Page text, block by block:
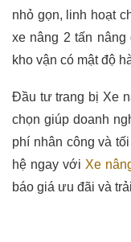
nhỏ gọn, linh hoạt
xe nâng 2 tấn
kho vận có mật độ
Đầu tư trang bị Xe
chọn giúp doanh
phí nhân công và
hệ ngay với Xe
báo giá ưu đãi và